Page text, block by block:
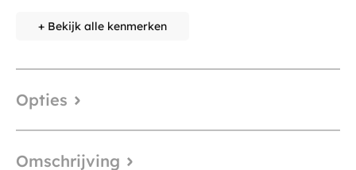
+ Bekijk alle kenmerken
Opties
Omschrijving